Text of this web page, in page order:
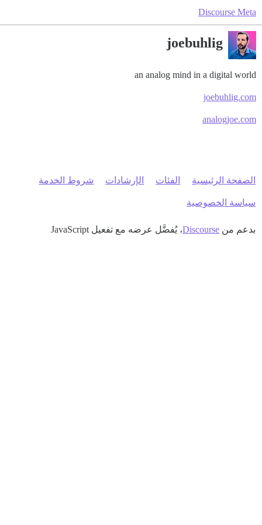
Discourse Meta
joebuhlig
an analog mind in a digital world
joebuhlig.com
analogjoe.com
الصفحة الرئيسية الفئات الإرشادات شروط الخدمة
سياسة الخصوصية
بدعم من Discourse، يُفضَّل عرضه مع تفعيل JavaScript